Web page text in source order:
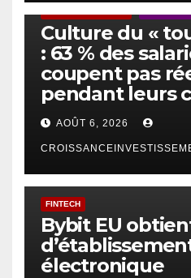
Culture du «
: 63 % des
coupent pas
pendant leurs
AOÛT 6, 2026
FINTECH
Bybit EU
électronique